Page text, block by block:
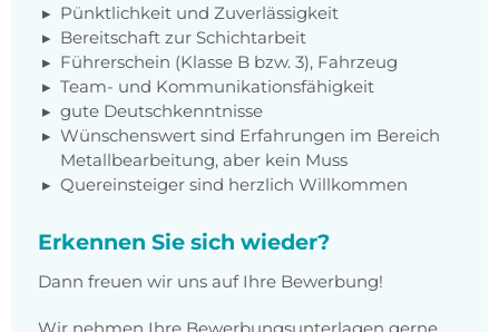
Pünktlichkeit und Zuverlässigkeit
Bereitschaft zur Schichtarbeit
Führerschein (Klasse B bzw. 3), Fahrzeug
Team- und Kommunikationsfähigkeit
gute Deutschkenntnisse
Wünschenswert sind Erfahrungen im Bereich
Metallbearbeitung, aber kein Muss
Quereinsteiger sind herzlich Willkommen
Erkennen Sie sich wieder?
Dann freuen wir uns auf Ihre Bewerbung!